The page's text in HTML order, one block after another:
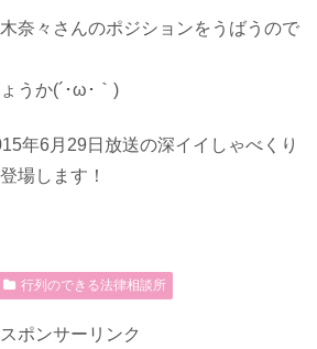
奈々さんのポジションをうばうので
うか(´･ω･｀)
年6月29日放送の深イイしゃべくり
場します！
行列のできる法律相談所
スポンサーリンク